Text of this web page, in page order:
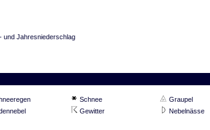
und Jahresniederschlag
Schnee
Graupel
Gewitter
Nebelnässe